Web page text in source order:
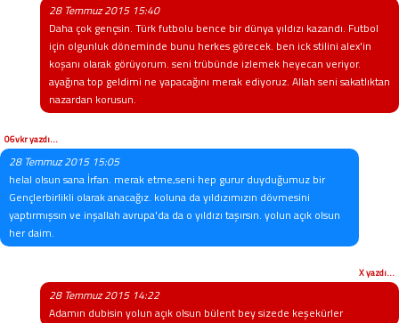
28 Temmuz 2015 15:40
Daha çok gençsin. Türk futbolu bence bir dünya yıldızı kazandı. Futbol
için olgunluk döneminde bunu herkes görecek. ben ick stilini alex'in
koşanı olarak görüyorum. seni trübünde izlemek heyecan veriyor.
ayağına top geldimi ne yapacağını merak ediyoruz. Allah seni sakatlıktan
nazardan korusun.
06vkr yazdı...
28 Temmuz 2015 15:05
helal olsun sana İrfan. merak etme,seni hep gurur duyduğumuz bir
Gençlerbirlikli olarak anacağız. koluna da yıldızımızın dövmesini
yaptırmışsın ve inşallah avrupa'da da o yıldızı taşırsın. yolun açık olsun
her daim.
X yazdı...
28 Temmuz 2015 14:22
Adamın dubisin yolun açık olsun bülent bey sizede keşekürler